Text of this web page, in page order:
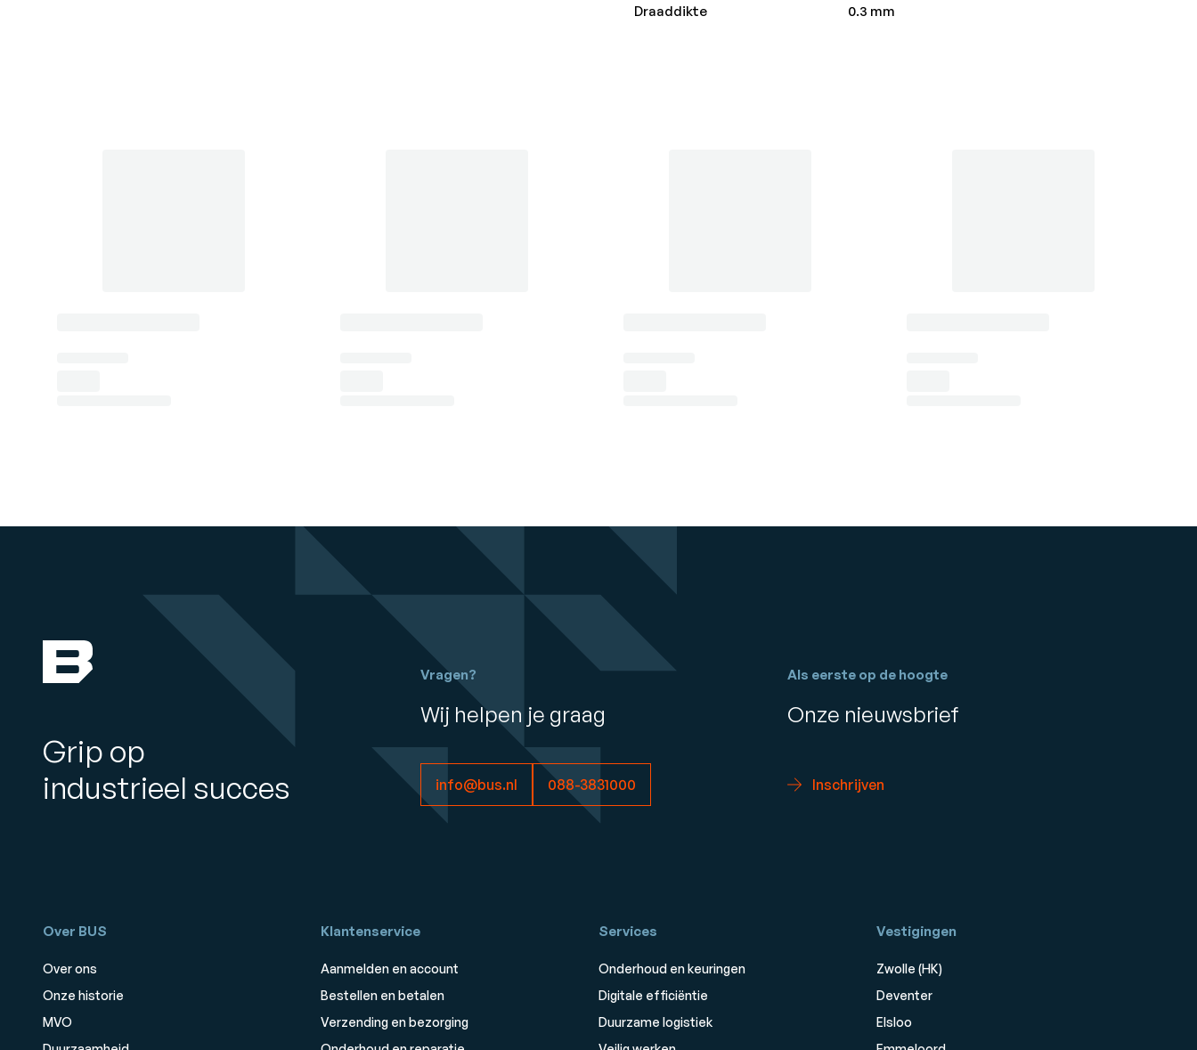
Draaddikte 0.3 mm
Grip op
industrieel succes
Vragen?
Wij helpen je graag
info@bus.nl 088-3831000
Als eerste op de hoogte
Onze nieuwsbrief
Inschrijven
Over BUS
Over ons
Onze historie
MVO
Klantenservice
Aanmelden en account
Bestellen en betalen
Verzending en bezorging
Services
Onderhoud en keuringen
Digitale efficiëntie
Duurzame logistiek
Vestigingen
Zwolle (HK)
Deventer
Elsloo